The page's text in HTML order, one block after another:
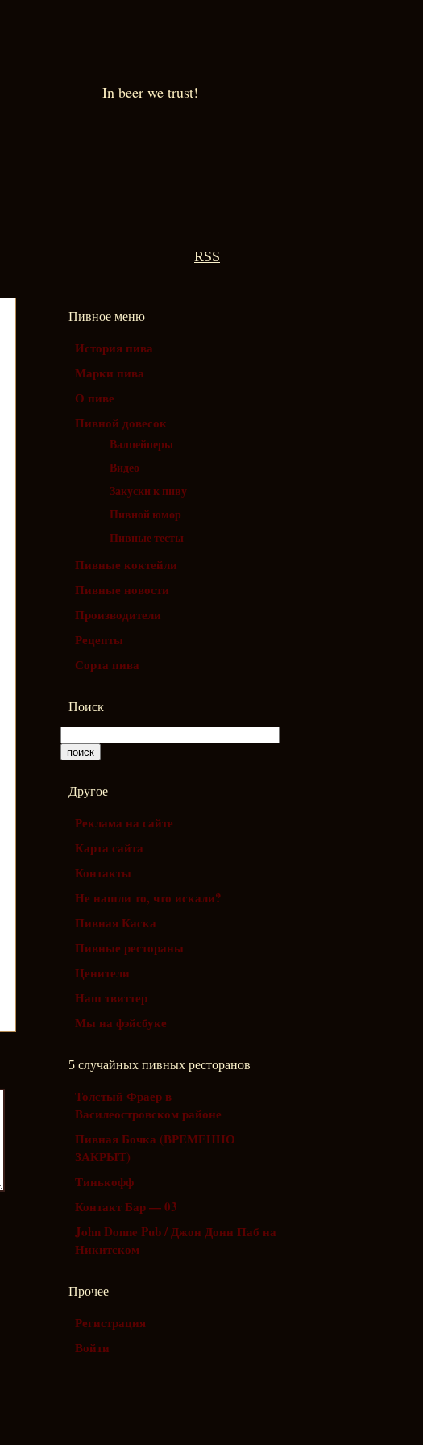
In beer we trust!
RSS
Пивное меню
История пива
Марки пива
О пиве
Пивной довесок
Валпейперы
Видео
Закуски к пиву
Пивной юмор
Пивные тесты
Пивные коктейли
Пивные новости
Производители
Рецепты
Сорта пива
Поиск
Другое
Реклама на сайте
Карта сайта
Контакты
Не нашли то, что искали?
Пивная Каска
Пивные рестораны
Ценители
Наш твиттер
Мы на фэйсбуке
5 случайных пивных ресторанов
Толстый Фраер в
Василеостровском районе
Пивная Бочка (ВРЕМЕННО
ЗАКРЫТ)
Тинькофф
Контакт Бар — 03
John Donne Pub / Джон Донн Паб на
Никитском
Прочее
Регистрация
Войти